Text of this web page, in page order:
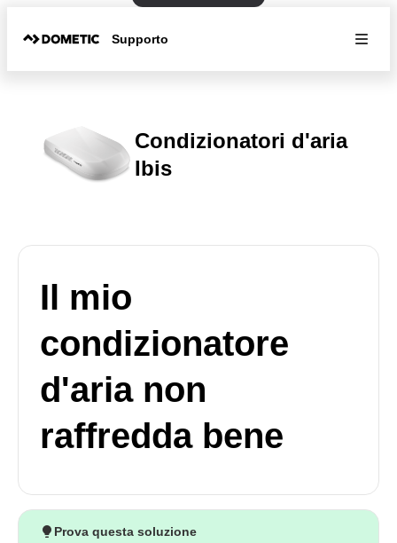
Supporto
Condizionatori d'aria
Ibis
Il mio
condizionatore
d'aria non
raffredda bene
Prova questa soluzione